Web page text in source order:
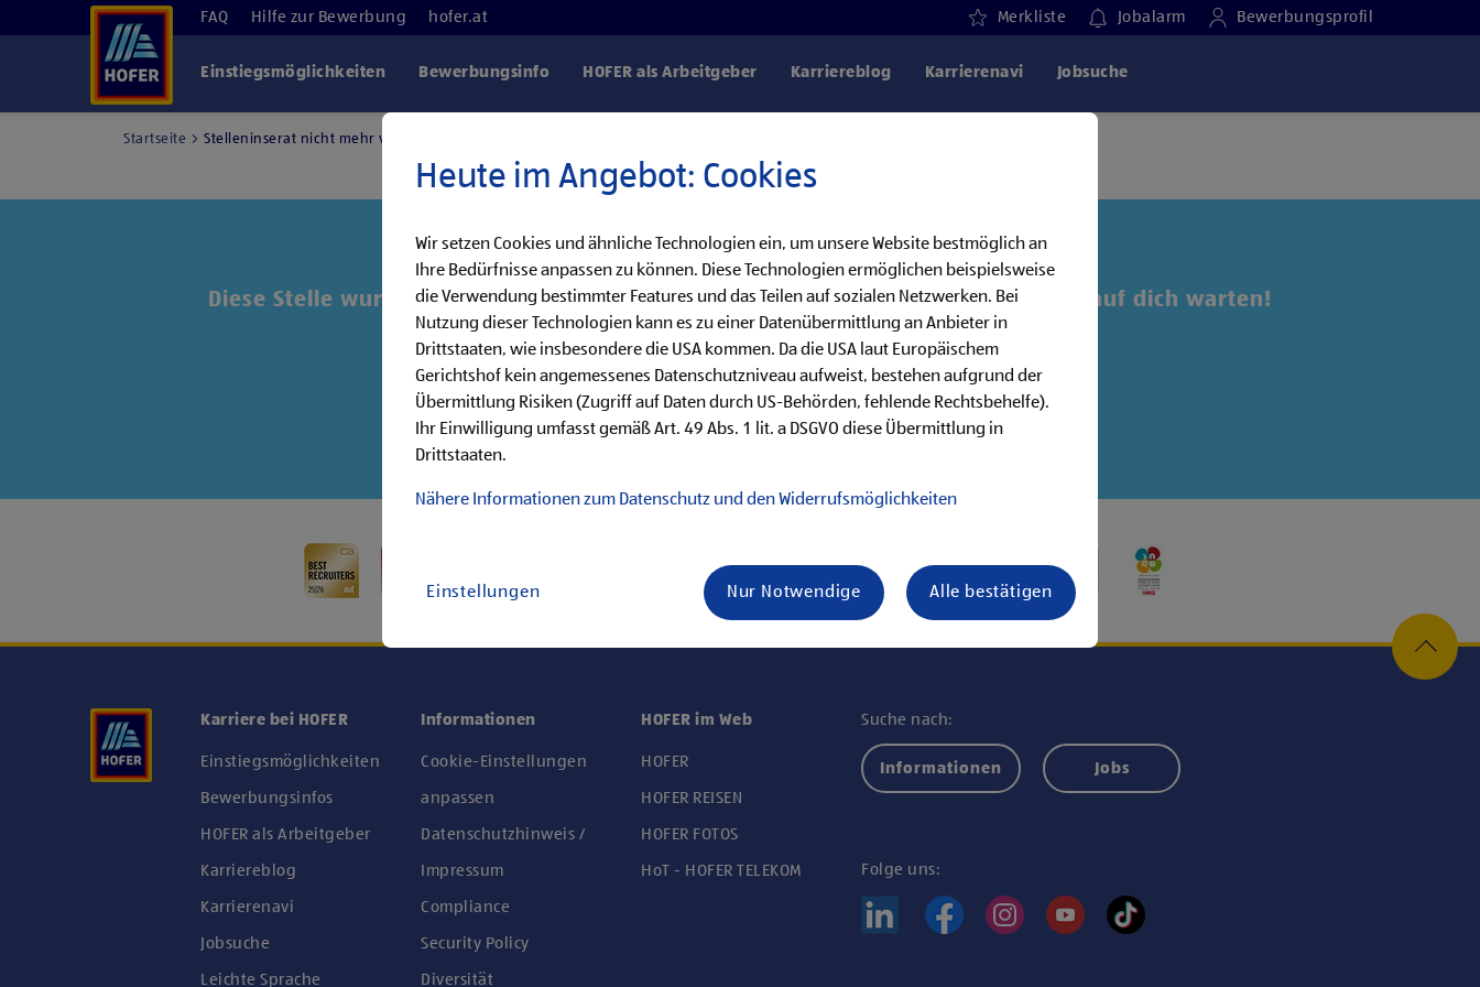
FAQ Hilfe zur Bewerbung hofer.at Merkliste Jobalarm Bewerbungsprofil
Einstiegsmöglichkeiten Bewerbungsinfo HOFER als Arbeitgeber Karriereblog Karrierenavi Jobsuche
Startseite Stelleninserat nicht mehr verfügbar
Diese Stelle wurde leider bereits besetzt, aber wir haben noch weitere Jobs, die auf dich warten!
Danke für dein Interesse!
Entdecke unsere offenen Jobs oder abonniere deinen persönlichen Jobalarm:
Jobsuche Jobalarm
Karriere bei HOFER
Einstiegsmöglichkeiten
Bewerbungsinfos
HOFER als Arbeitgeber
Karriereblog
Karrierenavi
Jobsuche
Leichte Sprache
Informationen
Cookie-Einstellungen
anpassen
Datenschutzhinweis /
Impressum
Compliance
Security Policy
Diversität
HOFER im Web
HOFER
HOFER REISEN
HOFER FOTOS
HoT - HOFER TELEKOM
Suche nach:
Informationen Jobs
Folge uns:
Heute im Angebot: Cookies
Wir setzen Cookies und ähnliche Technologien ein, um unsere Website bestmöglich an
Ihre Bedürfnisse anpassen zu können. Diese Technologien ermöglichen beispielsweise
die Verwendung bestimmter Features und das Teilen auf sozialen Netzwerken. Bei
Nutzung dieser Technologien kann es zu einer Datenübermittlung an Anbieter in
Drittstaaten, wie insbesondere die USA kommen. Da die USA laut Europäischem
Gerichtshof kein angemessenes Datenschutzniveau aufweist, bestehen aufgrund der
Übermittlung Risiken (Zugriff auf Daten durch US-Behörden, fehlende Rechtsbehelfe).
Ihr Einwilligung umfasst gemäß Art. 49 Abs. 1 lit. a DSGVO diese Übermittlung in
Drittstaaten.
Nähere Informationen zum Datenschutz und den Widerrufsmöglichkeiten
Einstellungen Nur Notwendige Alle bestätigen